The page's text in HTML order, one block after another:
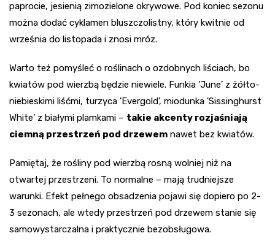
paprocie, jesienią zimozielone okrywowe. Pod koniec sezonu
można dodać cyklamen bluszczolistny, który kwitnie od
września do listopada i znosi mróz.
Warto też pomyśleć o roślinach o ozdobnych liściach, bo
kwiatów pod wierzbą będzie niewiele. Funkia 'June’ z żółto-
niebieskimi liśćmi, turzyca 'Evergold’, miodunka 'Sissinghurst
White’ z białymi plamkami – takie akcenty rozjaśniają
ciemną przestrzeń pod drzewem nawet bez kwiatów.
Pamiętaj, że rośliny pod wierzbą rosną wolniej niż na
otwartej przestrzeni. To normalne – mają trudniejsze
warunki. Efekt pełnego obsadzenia pojawi się dopiero po 2-
3 sezonach, ale wtedy przestrzeń pod drzewem stanie się
samowystarczalna i praktycznie bezobsługowa.